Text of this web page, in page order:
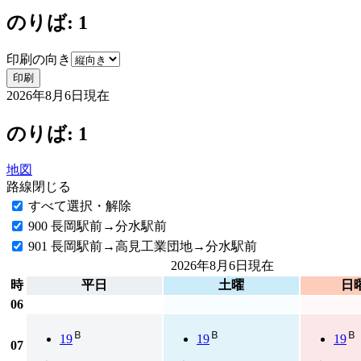
のりば: 1
印刷の向き
印刷
2026年8月6日 現在
のりば: 1
地図
路線閉じる
すべて選択・解除
900 長岡駅前→分水駅前
901 長岡駅前→高見工業団地→分水駅前
2026年8月6日 現在
時
平日 土曜
日
06
07 19 Ｂ 19 Ｂ 19 Ｂ